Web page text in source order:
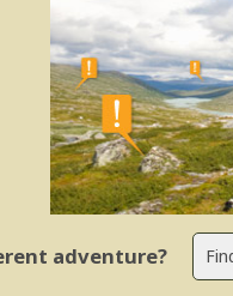
adventure?